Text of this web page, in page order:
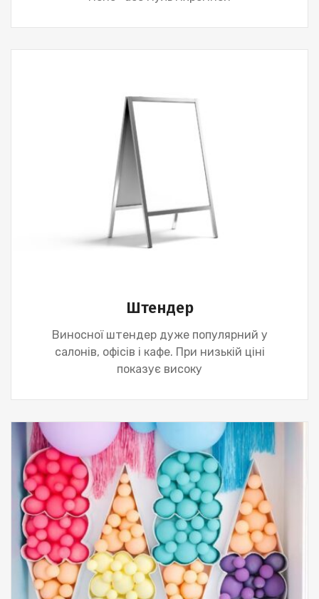
Штендер
Виносної штендер дуже популярний у
салонів, офісів і кафе. При низькій ціні
показує високу